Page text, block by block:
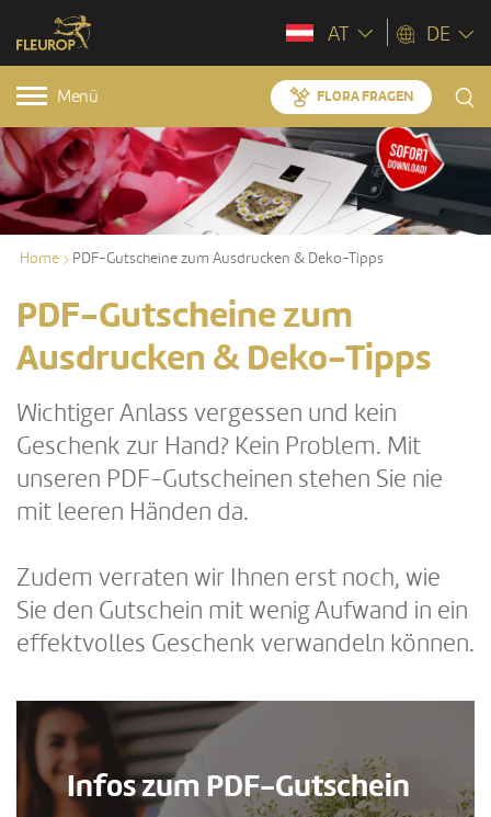
AT DE
Menü FLORA FRAGEN
Home PDF-Gutscheine zum Ausdrucken & Deko-Tipps
PDF-Gutscheine zum
Ausdrucken & Deko-Tipps
Wichtiger Anlass vergessen und kein
Geschenk zur Hand? Kein Problem. Mit
unseren PDF-Gutscheinen stehen Sie nie
mit leeren Händen da.
Zudem verraten wir Ihnen erst noch, wie
Sie den Gutschein mit wenig Aufwand in ein
effektvolles Geschenk verwandeln können.
Infos zum PDF-Gutschein